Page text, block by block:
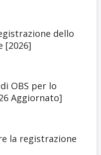
dello
[2026]
OBS per lo
Aggiornato]
la registrazione